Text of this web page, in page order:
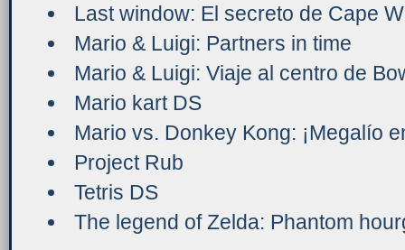
Last window: El secreto de Cape
Mario & Luigi: Partners in time
Mario & Luigi: Viaje al centro de
Mario kart DS
Mario vs. Donkey Kong: ¡Megalío
Project Rub
Tetris DS
The legend of Zelda: Phantom